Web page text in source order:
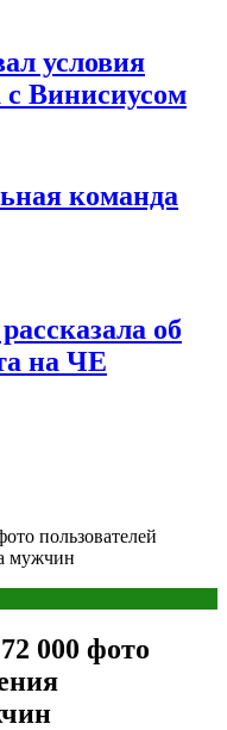
условия
с Винисиусом
команда
об
на ЧЕ
пользователей
мужчин
000 фото